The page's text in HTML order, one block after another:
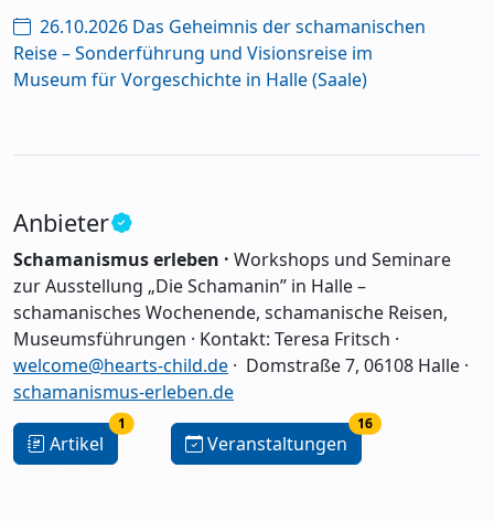
26.10.2026 Das Geheimnis der schamanischen
Reise – Sonderführung und Visionsreise im
Museum für Vorgeschichte in Halle (Saale)
Anbieter
Schamanismus erleben · Workshops und Seminare
zur Ausstellung „Die Schamanin” in Halle –
schamanisches Wochenende, schamanische Reisen,
Museumsführungen · Kontakt: Teresa Fritsch ·
welcome@hearts-child.de · Domstraße 7, 06108 Halle ·
schamanismus-erleben.de
Artikel
1
Veranstaltungen
16